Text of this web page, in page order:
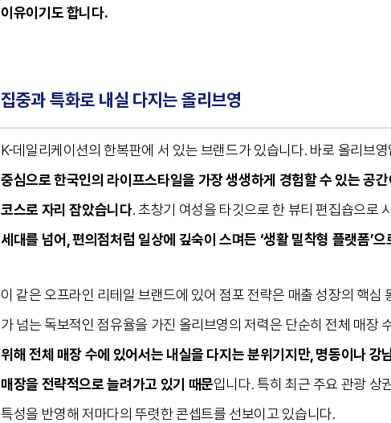
이유이기도 합니다.
집중과 특화로 내실 다지는 올리브영
K-데일리케이션의 한복판에 서 있는 브랜드가 있습니다. 바로 올리브
중심으로 한국인의 라이프스타일을 가장 생생하게 경험할 수 있는 공
코스로 자리 잡았습니다. 초창기 여성을 타깃으로 한 뷰티 편집숍으로
세대를 넘어, 편의점처럼 일상에 깊숙이 스며든 ‘생활 밀착형 플랫폼’으
이 같은 오프라인 리테일 브랜드에 있어 점포 전략은 매출 성장의 핵심
가 넘는 독보적인 점유율을 가진 올리브영의 저력은 단순히 전체 매장
위해 전체 매장 수에 있어서는 내실을 다지는 분위기지만, 명동이나 강
매장을 전략적으로 늘려가고 있기 때문입니다. 특히 최근 주요 관광 상
특성을 반영해 저마다의 뚜렷한 콘셉트를 선보이고 있습니다.